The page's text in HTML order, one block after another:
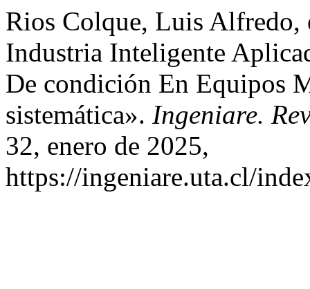
Rios Colque, Luis Alfredo,
Industria Inteligente
De condición En Equipos
sistemática». Ingeniare.
32, enero de 2025,
https://ingeniare.uta.cl/